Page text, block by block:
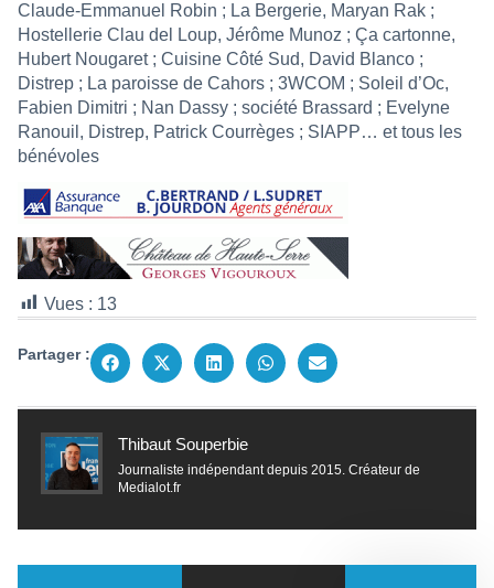
Claude-Emmanuel Robin ; La Bergerie, Maryan Rak ;
Hostellerie Clau del Loup, Jérôme Munoz ; Ça cartonne,
Hubert Nougaret ; Cuisine Côté Sud, David Blanco ;
Distrep ; La paroisse de Cahors ; 3WCOM ; Soleil d’Oc,
Fabien Dimitri ; Nan Dassy ; société Brassard ; Evelyne
Ranouil, Distrep, Patrick Courrèges ; SIAPP… et tous les
bénévoles
Vues : 13
Partager :
Thibaut Souperbie
Journaliste indépendant depuis 2015. Créateur de
Medialot.fr